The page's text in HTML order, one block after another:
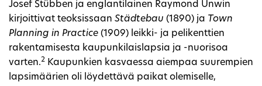
Josef Stübben ja englantilainen Raymond Unwin
kirjoittivat teoksissaan Städtebau (1890) ja Town
Planning in Practice (1909) leikki- ja pelikenttien
rakentamisesta kaupunkilaislapsia ja -nuorisoa
varten.2 Kaupunkien kasvaessa aiempaa suurempien
lapsimäärien oli löydettävä paikat olemiselle,